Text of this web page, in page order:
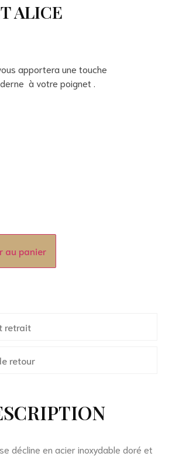
ALICE
apportera une touche
à votre poignet .
au panier
retrait
retour
décline en acier inoxydable doré et